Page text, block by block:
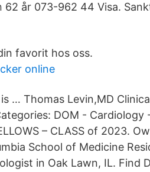
62 år 073-962 44 Visa.
favorit hos oss.
online
… Thomas Levin,MD
DOM - Cardiology
– CLASS of 2023.
School of Medicine
in Oak Lawn, IL. Find